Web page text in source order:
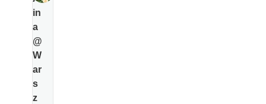
in
a
@
W
ar
s
z